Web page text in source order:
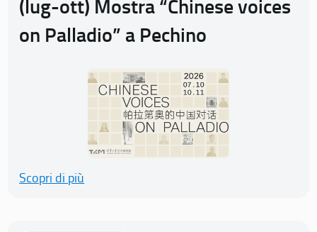
(lug-ott) Mostra “Chinese voices
on Palladio” a Pechino
Scopri di più